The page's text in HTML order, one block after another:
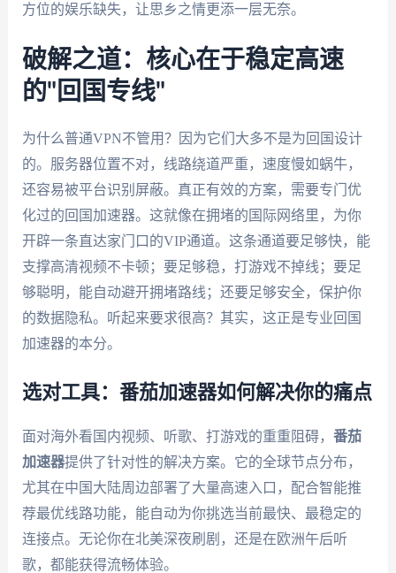
方位的娱乐缺失，让思乡之情更添一层无奈。
破解之道：核心在于稳定高速
的"回国专线"
为什么普通VPN不管用？因为它们大多不是为回国设计
的。服务器位置不对，线路绕道严重，速度慢如蜗牛，
还容易被平台识别屏蔽。真正有效的方案，需要专门优
化过的回国加速器。这就像在拥堵的国际网络里，为你
开辟一条直达家门口的VIP通道。这条通道要足够快，能
支撑高清视频不卡顿；要足够稳，打游戏不掉线；要足
够聪明，能自动避开拥堵路线；还要足够安全，保护你
的数据隐私。听起来要求很高？其实，这正是专业回国
加速器的本分。
选对工具：番茄加速器如何解决你的痛点
面对海外看国内视频、听歌、打游戏的重重阻碍， 番茄
加速器提供了针对性的解决方案。它的全球节点分布，
尤其在中国大陆周边部署了大量高速入口，配合智能推
荐最优线路功能，能自动为你挑选当前最快、最稳定的
连接点。无论你在北美深夜刷剧，还是在欧洲午后听
歌，都能获得流畅体验。